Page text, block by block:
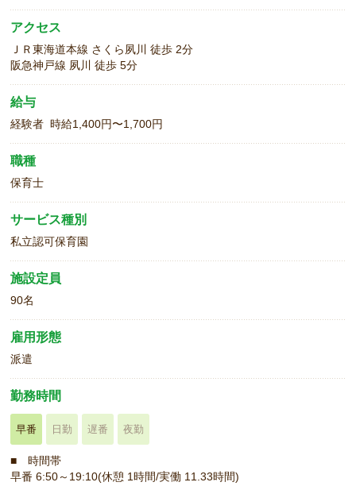
アクセス
ＪＲ東海道本線 さくら夙川 徒歩 2分
阪急神戸線 夙川 徒歩 5分
給与
経験者 時給1,400円〜1,700円
職種
保育士
サービス種別
私立認可保育園
施設定員
90名
雇用形態
派遣
勤務時間
早番 日勤 遅番 夜勤
■ 時間帯
早番 6:50～19:10(休憩 1時間/実働 11.33時間)